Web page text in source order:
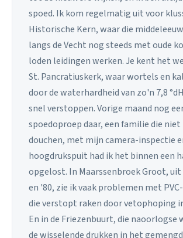
spoed. Ik kom regelmatig uit voor
Historische Kern, waar die
langs de Vecht nog steeds met oude
loden leidingen werken. Je kent het
St. Pancratiuskerk, waar wortels en
door de waterhardheid van zo'n 7,8
snel verstoppen. Vorige maand nog
spoedoproep daar, een familie die
douchen, met mijn camera-inspectie
hoogdrukspuit had ik het binnen een
opgelost. In Maarssenbroek Groot, uit
en '80, zie ik vaak problemen met
die verstopt raken door vetophoping
En in de Friezenbuurt, die naoorlogse
de wisselende drukken in het